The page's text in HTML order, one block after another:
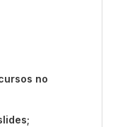
no